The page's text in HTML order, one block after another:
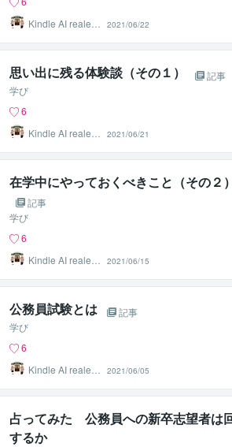
Kindle AI realest
2021/06/22
思い出に残る体験談（その１）
記事
学び
6
Kindle AI realest
2021/06/21
在学中にやっておくべきこと（その２）
記事
学び
6
Kindle AI realest
2021/06/15
公務員試験とは
記事
学び
6
Kindle AI realest
2021/06/05
占ってみた 公務員への新卒志望者は
するか